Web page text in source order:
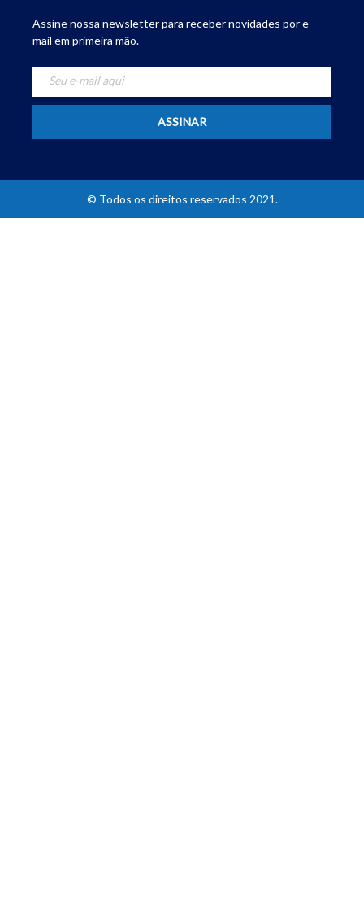
Assine nossa newsletter para receber novidades por e-
mail em primeira mão.
© Todos os direitos reservados 2021.